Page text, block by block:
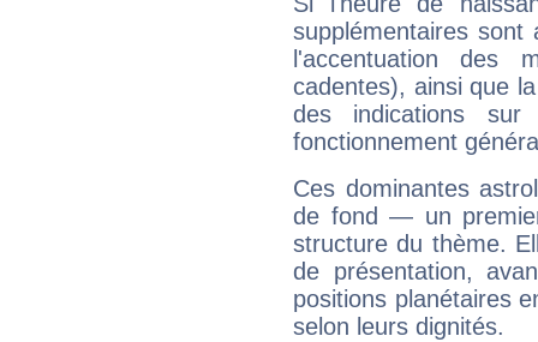
supplémentaires sont
l'accentuation des
cadentes), ainsi que
des indications sur
fonctionnement
Ces dominantes
de fond — un
structure du thème.
de présentation,
positions planétaires
selon leurs dignités.